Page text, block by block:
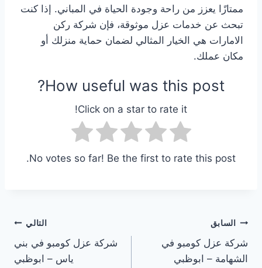
ممتازًا يعزز من راحة وجودة الحياة في المباني. إذا كنت
تبحث عن خدمات عزل موثوقة، فإن شركة ركن
الامارات هي الخيار المثالي لضمان حماية منزلك أو
مكان عملك.
How useful was this post?
Click on a star to rate it!
No votes so far! Be the first to rate this post.
تصفّح
المقالات
السابق
شركة عزل كومبو في
الشهامة – ابوظبي
التالي
شركة عزل كومبو في بني
ياس – ابوظبي